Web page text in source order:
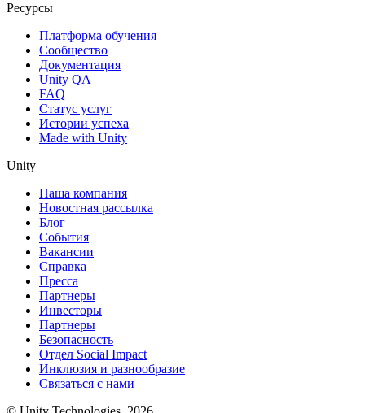
Ресурсы
Платформа обучения
Сообщество
Документация
Unity QA
FAQ
Статус услуг
Истории успеха
Made with Unity
Unity
Наша компания
Новостная рассылка
Блог
События
Вакансии
Справка
Пресса
Партнеры
Инвесторы
Партнеры
Безопасность
Отдел Social Impact
Инклюзия и разнообразие
Связаться с нами